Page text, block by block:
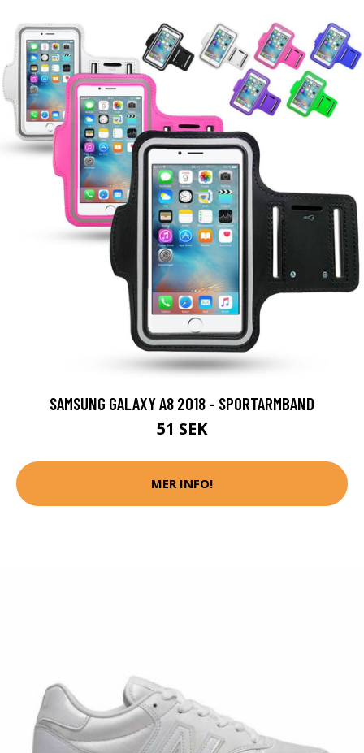
SAMSUNG GALAXY A8 2018 - SPORTARMBAND
51 SEK
MER INFO!